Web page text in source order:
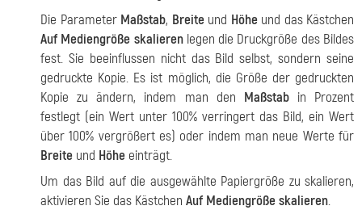
Die Parameter Maßstab, Breiteund Höheund das Kästchen
Auf Mediengröße skalierenlegen die Druckgröße des Bildes
fest. Sie beeinflussen nicht das Bild selbst, sondern seine
gedruckte Kopie. Es ist möglich, die Größe der gedruckten
Kopie zu ändern, indem man den Maßstabin Prozent
festlegt (ein Wert unter 100% verringert das Bild, ein Wert
über 100% vergrößert es) oder indem man neue Werte für
Breite und Höhe einträgt.
Um das Bild auf die ausgewählte Papiergröße zu skalieren,
aktivieren Sie das Kästchen Auf Mediengröße skalieren.